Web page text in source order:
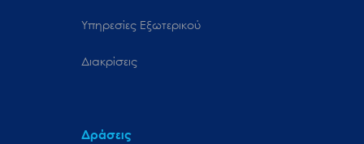
Υπηρεσίες Εξωτερικού
Διακρίσεις
Δράσεις